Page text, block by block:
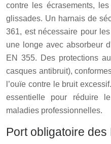
contre les écrasements,
glissades. Un harnais de
361, est nécessaire pour
une longe avec absorbeur
EN 355. Des protections
casques antibruit),
l’ouïe contre le bruit
essentielle pour réduire
maladies professionnelles.
Port obligatoire des